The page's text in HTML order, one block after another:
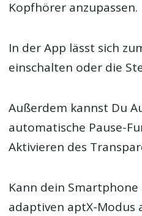
Kopfhörer anzupassen.
In der App lässt sich
einschalten oder die
Außerdem kannst Du
automatische Pause-
Aktivieren des
Kann dein
adaptiven aptX-Modus